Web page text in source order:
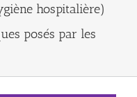
hospitalière)
posés par les